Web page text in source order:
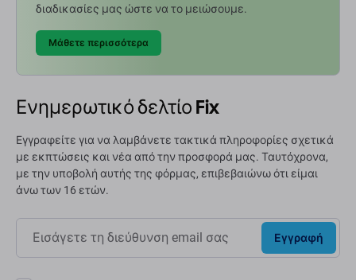
διαδικασίες μας ώστε να το μειώσουμε.
Μάθετε περισσότερα
Ενημερωτικό δελτίο Fix
Εγγραφείτε για να λαμβάνετε τακτικά πληροφορίες σχετικά
με εκπτώσεις και νέα από την προσφορά μας. Ταυτόχρονα,
με την υποβολή αυτής της φόρμας, επιβεβαιώνω ότι είμαι
άνω των 16 ετών.
Εγγραφή